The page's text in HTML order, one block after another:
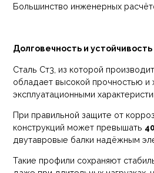
Большинство инженерных
Долговечность и устойчивость
Сталь Ст3, из которой
обладает высокой прочностью и
эксплуатационными
температур и длительной
При правильной защите от
конструкций может превышать
двутавровые балки надёжным
Такие профили сохраняют